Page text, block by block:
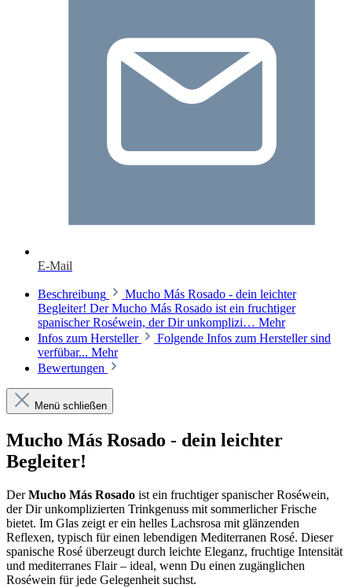
E-Mail
Beschreibung
Mucho Más Rosado - dein leichter
Begleiter! Der Mucho Más Rosado ist ein fruchtiger
spanischer Roséwein, der Dir unkomplizi… Mehr
Infos zum Hersteller
Folgende Infos zum Hersteller sind
verfübar... Mehr
Bewertungen
Menü schließen
Mucho Más Rosado - dein leichter
Begleiter!
DerMucho Más Rosado ist ein fruchtiger spanischer Roséwein,
der Dir unkomplizierten Trinkgenuss mit sommerlicher Frische
bietet. Im Glas zeigt er ein helles Lachsrosa mit glänzenden
Reflexen, typisch für einen lebendigen Mediterranen Rosé. Dieser
spanische Rosé überzeugt durch leichte Eleganz, fruchtige Intensität
und mediterranes Flair – ideal, wenn Du einen zugänglichen
Roséwein für jede Gelegenheit suchst.